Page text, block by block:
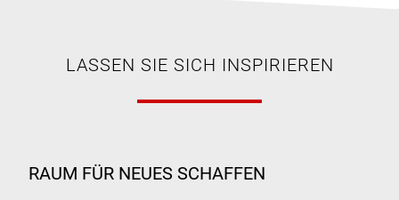
LASSEN SIE SICH INSPIRIEREN
RAUM FÜR NEUES SCHAFFEN